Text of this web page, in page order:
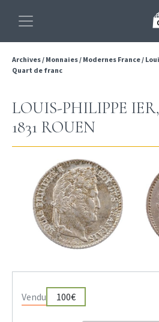
Archives/ Monnaies/ Modernes France/
Quart de franc
LOUIS-PHILIPPE
1831 ROUEN
Vendu 100€